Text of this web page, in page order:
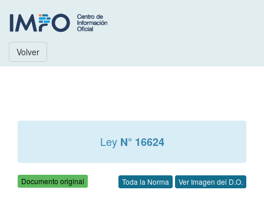
Volver
Ley N° 16624
Documento original Toda la Norma Ver Imagen del D.O.